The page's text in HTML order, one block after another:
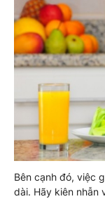
Bên cạnh đó, việc
dài. Hãy kiên nhẫn